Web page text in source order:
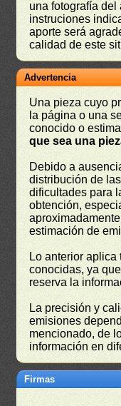
una fotografía
instruciones
aporte será
calidad de este
Advertencia
Una pieza cuyo
la página o una
conocido o
que sea una
Debido a
distribución de
dificultades para
obtención,
estimación de
Lo anterior
conocidas, ya
reserva la
La precisión y
emisiones
mencionado, de
información en
Firmas